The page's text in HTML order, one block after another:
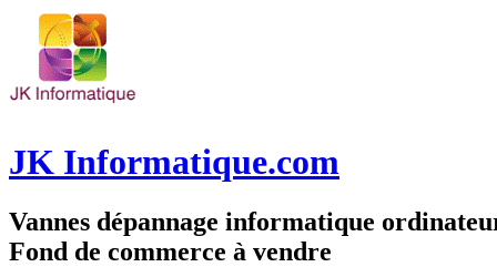
JK Informatique.com
Vannes dépannage informatique
Fond de commerce à vendre